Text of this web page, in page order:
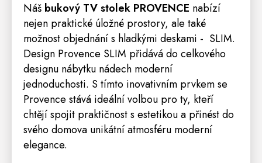
Náš bukový TV stolek PROVENCE nabízí
nejen praktické úložné prostory, ale také
možnost objednánís hladkými deskami - SLIM.
Design Provence SLIM přidává do celkového
designu nábytku nádech moderní
jednoduchosti. S tímto inovativním prvkem se
Provence stává ideální volbou pro ty, kteří
chtějí spojit praktičnost s estetikou a přinést do
svého domova unikátní atmosféru moderní
elegance.